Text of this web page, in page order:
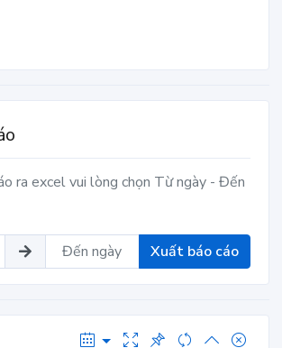
ra excel vui lòng chọn Từ ngày - Đến
Xuất báo cáo